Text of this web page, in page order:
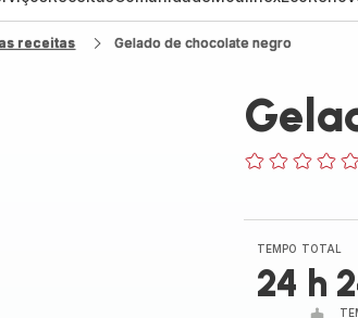
receitas Gelado de chocolate negro
TEMPO TOTAL
24 h